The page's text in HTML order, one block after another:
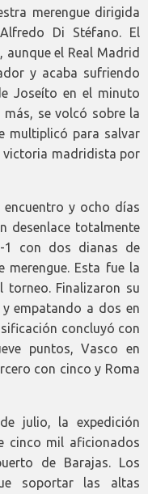
merengue dirigida
Di Stéfano. El
el Real Madrid
y acaba sufriendo
Joseíto en el minuto
más, se volcó sobre la
multiplicó para salvar
victoria madridista por
y ocho días
desenlace totalmente
con dos dianas de
Esta fue la
torneo. Finalizaron su
empatando a dos en
concluyó con
puntos, Vasco en
con cinco y Roma
julio, la expedición
cinco mil aficionados
de Barajas. Los
soportar las altas